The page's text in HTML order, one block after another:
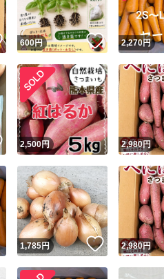
ユー
Yahoo!フリマが定めた一定の基準を
安心取引出品者
安心取引出品者 Yahoo!フ
取引実績
取引実績◯+ このユーザ
他フリマ実績◯+ このユー
スピード&安心発送
この商
商品画像の無断転載は禁止さ
コピーは1商品につき1回です
いいね！
600円 いいね！
2,270円
いいね！
2,500円 2,980円
1,785円 いいね！
2,980円